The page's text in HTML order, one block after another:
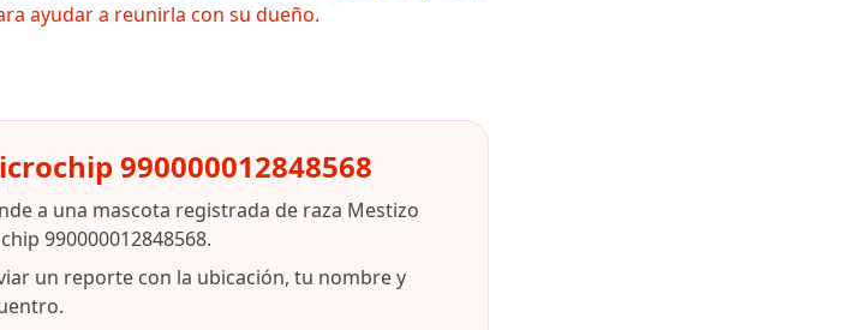
ayudar a reunirla con su dueño.
990000012848568
a una mascota registrada de raza Mestizo
990000012848568.
un reporte con la ubicación, tu nombre y